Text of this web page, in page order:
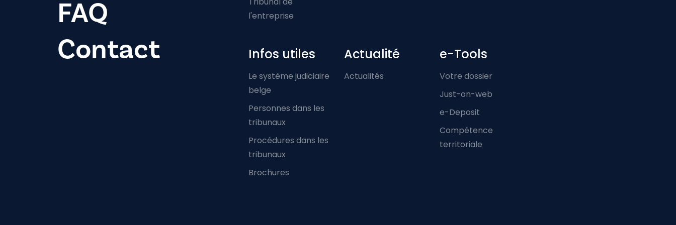
FAQ
Contact
l'entreprise
Infos utiles
Le système judiciaire
belge
Personnes dans les
tribunaux
Procédures dans les
tribunaux
Brochures
Actualité
Actualités
e-Tools
Votre dossier
Just-on-web
e-Deposit
Compétence
territoriale